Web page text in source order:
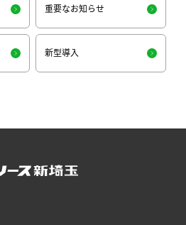
重要なお知らせ
新型導入